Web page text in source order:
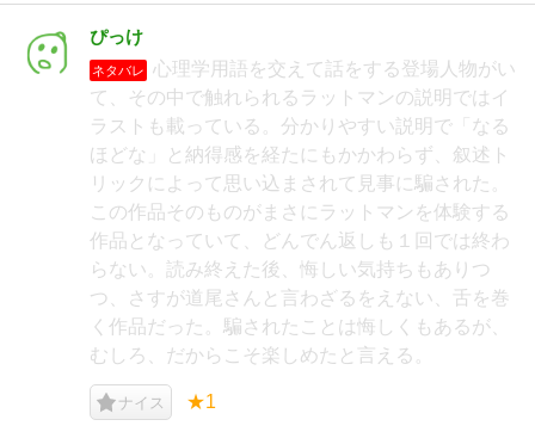
ぴっけ
ネタバレ
心理学用語を交えて話をする登場人物がい
て、その中で触れられるラットマンの説明ではイ
ラストも載っている。分かりやすい説明で「なる
ほどな」と納得感を経たにもかかわらず、叙述ト
リックによって思い込まされて見事に騙された。
この作品そのものがまさにラットマンを体験する
作品となっていて、どんでん返しも１回では終わ
らない。読み終えた後、悔しい気持ちもありつ
つ、さすが道尾さんと言わざるをえない、舌を巻
く作品だった。騙されたことは悔しくもあるが、
むしろ、だからこそ楽しめたと言える。
ナイス ★1